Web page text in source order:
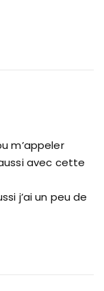
m’appeler
avec cette
j’ai un peu de